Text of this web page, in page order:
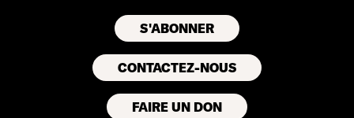
CONTACTEZ-NOUS
FAIRE UN DON